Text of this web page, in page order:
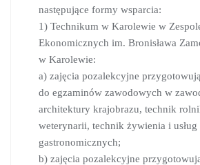
następujące formy wsparcia:
1) Technikum w Karolewie w
Ekonomicznych im. Bronisława
w Karolewie:
a) zajęcia pozalekcyjne
do egzaminów zawodowych w
architektury krajobrazu, technik
weterynarii, technik żywienia i usług
gastronomicznych;
b) zajęcia pozalekcyjne